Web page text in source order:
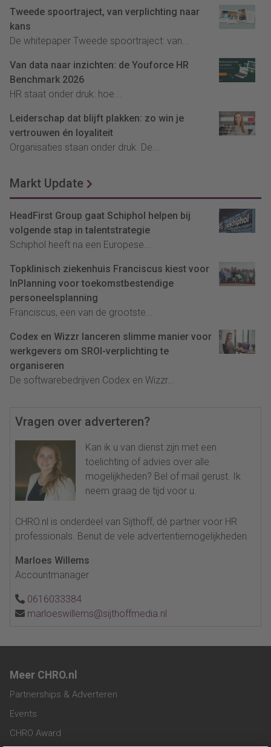
Tweede spoortraject, van verplichting naar
kans
De whitepaper Tweede spoortraject: van...
Van data naar inzichten: de Youforce HR
Benchmark 2026
HR staat onder druk: hoe...
Leiderschap dat blijft plakken: zo win je
vertrouwen én loyaliteit
Organisaties staan onder druk. De...
Markt Update
HeadFirst Group gaat Schiphol helpen bij
volgende stap in talentstrategie
Schiphol heeft na een Europese...
Topklinisch ziekenhuis Franciscus kiest voor
InPlanning voor toekomstbestendige
personeelsplanning
Franciscus, een van de grootste...
Codex en Wizzr lanceren slimme manier voor
werkgevers om SROI-verplichting te
organiseren
De softwarebedrijven Codex en Wizzr...
Vragen over adverteren?
Kan ik u van dienst zijn met een
toelichting of advies over alle
mogelijkheden? Bel of mail gerust. Ik
neem graag de tijd voor u.
CHRO.nl is onderdeel van Sijthoff, dé partner voor HR
professionals. Benut de vele advertentiemogelijkheden.
Marloes Willems
Accountmanager
0616033384
marloeswillems@sijthoffmedia.nl
Meer CHRO.nl
Partnerships & Adverteren
Events
CHRO Award